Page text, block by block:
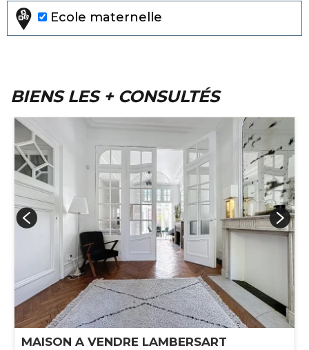
Ecole maternelle
BIENS LES + CONSULTÉS
MAISON A VENDRE LAMBERSART